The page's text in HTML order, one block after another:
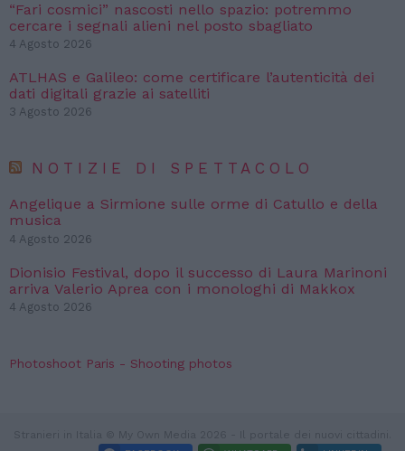
“Fari cosmici” nascosti nello spazio: potremmo
cercare i segnali alieni nel posto sbagliato
4 Agosto 2026
ATLHAS e Galileo: come certificare l’autenticità dei
dati digitali grazie ai satelliti
3 Agosto 2026
NOTIZIE DI SPETTACOLO
Angelique a Sirmione sulle orme di Catullo e della
musica
4 Agosto 2026
Dionisio Festival, dopo il successo di Laura Marinoni
arriva Valerio Aprea con i monologhi di Makkox
4 Agosto 2026
Photoshoot Paris - Shooting photos